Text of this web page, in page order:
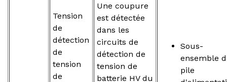
Tension
de
détection
de
tension
de
Une coupure
est détectée
dans les
circuits de
détection de
tension de
batterie HV du
Sous-
ensemble
pile